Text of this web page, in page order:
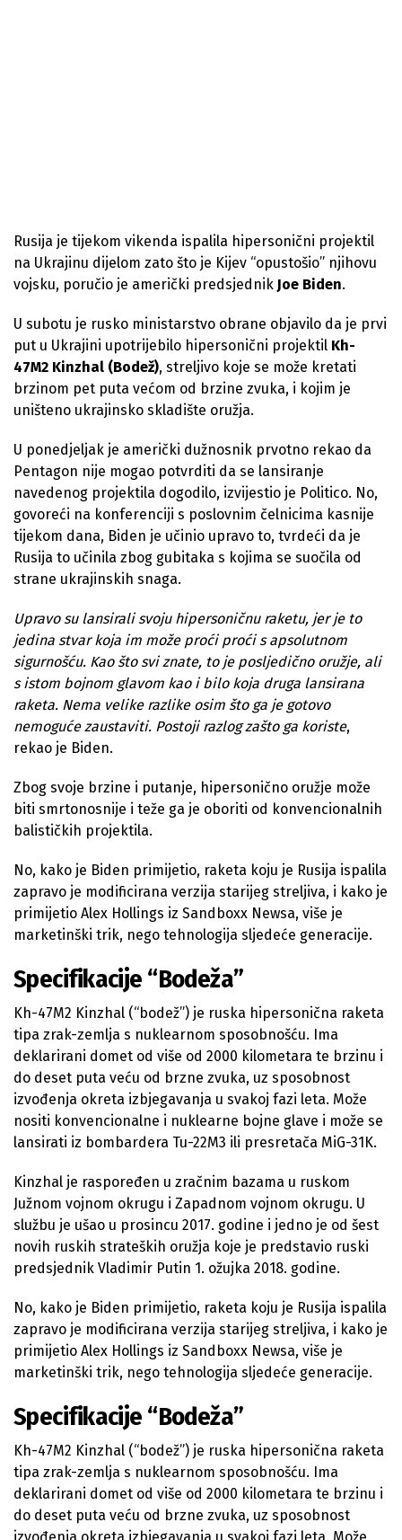
Rusija je tijekom vikenda ispalila hipersonični projektil
na Ukrajinu dijelom zato što je Kijev “opustošio” njihovu
vojsku, poručio je američki predsjednik Joe Biden.
U subotu je rusko ministarstvo obrane objavilo da je prvi
put u Ukrajini upotrijebilo hipersonični projektil Kh-
47M2 Kinzhal (Bodež), streljivo koje se može kretati
brzinom pet puta većom od brzine zvuka, i kojim je
uništeno ukrajinsko skladište oružja.
U ponedjeljak je američki dužnosnik prvotno rekao da
Pentagon nije mogao potvrditi da se lansiranje
navedenog projektila dogodilo, izvijestio je Politico. No,
govoreći na konferenciji s poslovnim čelnicima kasnije
tijekom dana, Biden je učinio upravo to, tvrdeći da je
Rusija to učinila zbog gubitaka s kojima se suočila od
strane ukrajinskih snaga.
Upravo su lansirali svoju hipersoničnu raketu, jer je to
jedina stvar koja im može proći proći s apsolutnom
sigurnošću. Kao što svi znate, to je posljedično oružje, ali
s istom bojnom glavom kao i bilo koja druga lansirana
raketa. Nema velike razlike osim što ga je gotovo
nemoguće zaustaviti. Postoji razlog zašto ga koriste,
rekao je Biden.
Zbog svoje brzine i putanje, hipersonično oružje može
biti smrtonosnije i teže ga je oboriti od konvencionalnih
balističkih projektila.
No, kako je Biden primijetio, raketa koju je Rusija ispalila
zapravo je modificirana verzija starijeg streljiva, i kako je
primijetio Alex Hollings iz Sandboxx Newsa, više je
marketinški trik, nego tehnologija sljedeće generacije.
Specifikacije “Bodeža”
Kh-47M2 Kinzhal (“bodež”) je ruska hipersonična raketa
tipa zrak-zemlja s nuklearnom sposobnošću. Ima
deklarirani domet od više od 2000 kilometara te brzinu i
do deset puta veću od brzne zvuka, uz sposobnost
izvođenja okreta izbjegavanja u svakoj fazi leta. Može
nositi konvencionalne i nuklearne bojne glave i može se
lansirati iz bombardera Tu-22M3 ili presretača MiG-31K.
Kinzhal je raspoređen u zračnim bazama u ruskom
Južnom vojnom okrugu i Zapadnom vojnom okrugu. U
službu je ušao u prosincu 2017. godine i jedno je od šest
novih ruskih strateških oružja koje je predstavio ruski
predsjednik Vladimir Putin 1. ožujka 2018. godine.
No, kako je Biden primijetio, raketa koju je Rusija ispalila
zapravo je modificirana verzija starijeg streljiva, i kako je
primijetio Alex Hollings iz Sandboxx Newsa, više je
marketinški trik, nego tehnologija sljedeće generacije.
Specifikacije “Bodeža”
Kh-47M2 Kinzhal (“bodež”) je ruska hipersonična raketa
tipa zrak-zemlja s nuklearnom sposobnošću. Ima
deklarirani domet od više od 2000 kilometara te brzinu i
do deset puta veću od brzne zvuka, uz sposobnost